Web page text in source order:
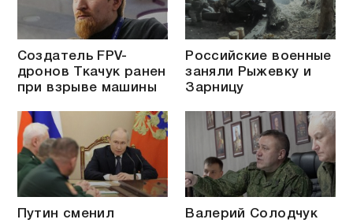
Создатель FPV-
дронов Ткачук ранен
при взрыве машины
Российские военные
заняли Рыжевку и
Зарницу
Путин сменил
Валерий Солодчук